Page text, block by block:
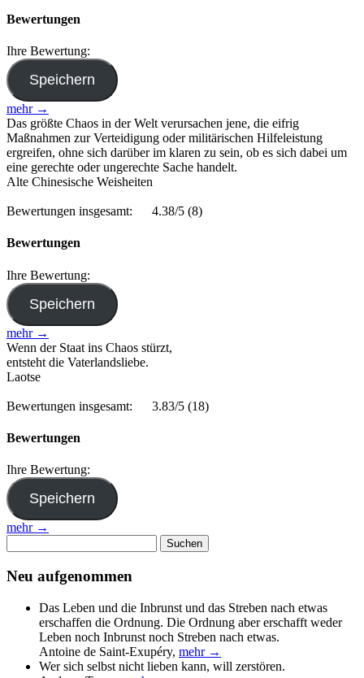
Bewertungen
Ihre Bewertung:
mehr →
Das größte Chaos in der Welt verursachen jene, die eifrig
Maßnahmen zur Verteidigung oder militärischen Hilfeleistung
ergreifen, ohne sich darüber im klaren zu sein, ob es sich dabei um
eine gerechte oder ungerechte Sache handelt.
Alte Chinesische Weisheiten
Bewertungen insgesamt: 4.38/5 (8)
Bewertungen
Ihre Bewertung:
mehr →
Wenn der Staat ins Chaos stürzt,
entsteht die Vaterlandsliebe.
Laotse
Bewertungen insgesamt: 3.83/5 (18)
Bewertungen
Ihre Bewertung:
mehr →
nach:
Neu aufgenommen
Das Leben und die Inbrunst und das Streben nach etwas
erschaffen die Ordnung. Die Ordnung aber erschafft weder
Leben noch Inbrunst noch Streben nach etwas.
Antoine de Saint-Exupéry, mehr →
Wer sich selbst nicht lieben kann, will zerstören.